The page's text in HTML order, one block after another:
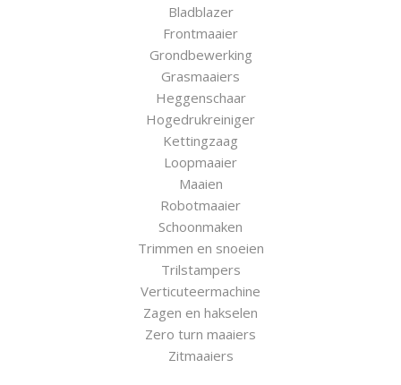
Bladblazer
Frontmaaier
Grondbewerking
Grasmaaiers
Heggenschaar
Hogedrukreiniger
Kettingzaag
Loopmaaier
Maaien
Robotmaaier
Schoonmaken
Trimmen en snoeien
Trilstampers
Verticuteermachine
Zagen en hakselen
Zero turn maaiers
Zitmaaiers